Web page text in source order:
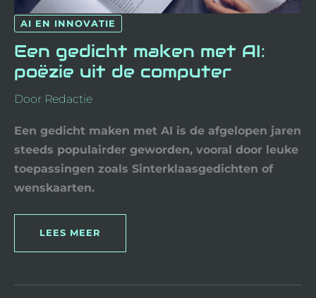
AI EN INNOVATIE
Een gedicht maken met AI:
poëzie uit de computer
Door Redactie
Een gedicht maken met AI is de afgelopen jaren
steeds populairder geworden, vooral door leuke
toepassingen zoals Sinterklaasgedichten of
wenskaarten.
LEES MEER